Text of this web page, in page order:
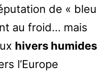
de « bleu
au froid… mais
hivers humides
l’Europe